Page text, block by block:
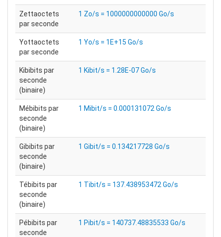
Zettaoctets
par seconde
1 Zo/s = 1000000000000 Go/s
Yottaoctets
par seconde
1 Yo/s = 1E+15 Go/s
Kibibits par
seconde
(binaire)
1 Kibit/s = 1.28E-07 Go/s
Mébibits par
seconde
(binaire)
1 Mibit/s = 0.000131072 Go/s
Gibibits par
seconde
(binaire)
1 Gibit/s = 0.134217728 Go/s
Tébibits par
seconde
(binaire)
1 Tibit/s = 137.438953472 Go/s
Pébibits par
seconde
1 Pibit/s = 140737.48835533 Go/s